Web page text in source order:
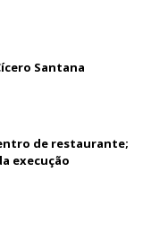
Santana
de restaurante;
execução